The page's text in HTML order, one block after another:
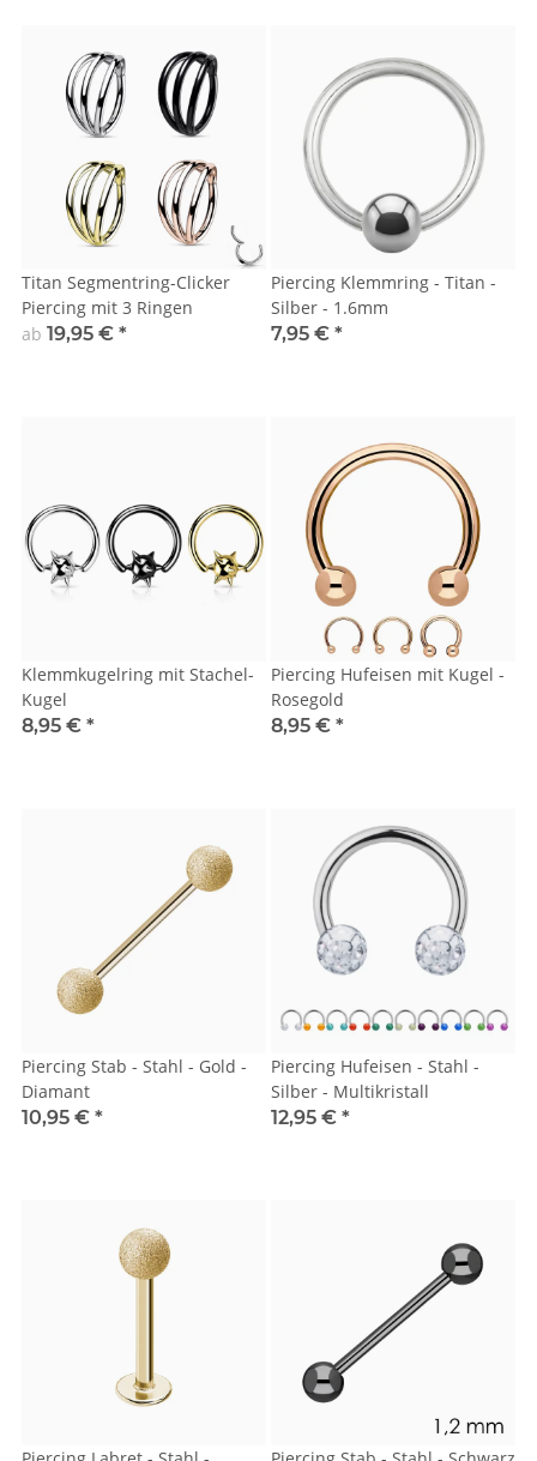
Titan Segmentring-Clicker
Piercing mit 3 Ringen
ab 19,95 € *
Piercing Klemmring - Titan -
Silber - 1.6mm
7,95 € *
Klemmkugelring mit Stachel-
Kugel
8,95 € *
Piercing Hufeisen mit Kugel -
Rosegold
8,95 € *
Piercing Stab - Stahl - Gold -
Diamant
10,95 € *
Piercing Hufeisen - Stahl -
Silber - Multikristall
12,95 € *